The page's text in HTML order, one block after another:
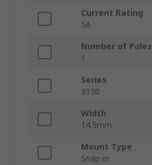
Current Rating
5A
Number of Poles
1
Series
3130
Width
14.5mm
Mount Type
Snap-in